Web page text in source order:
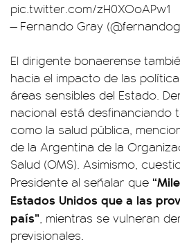
pic.twitter.com/zH0XOoAPw1
— Fernando Gray
El dirigente bonaerense
hacia el impacto de las
áreas sensibles del Estado.
nacional está desfinanciando
como la salud pública,
de la Argentina de la
Salud (OMS). Asimismo,
Presidente al señalar que
Estados Unidos que a las
país”, mientras se vulneran
previsionales.